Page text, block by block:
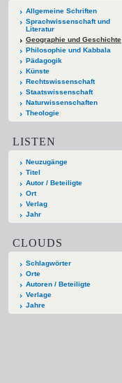
Allgemeine Schriften
Sprachwissenschaft und
Literatur
Geographie und Geschichte
Philosophie und Kabbala
Pädagogik
Künste
Rechtswissenschaft
Staatswissenschaft
Naturwissenschaften
Theologie
LISTEN
Neuzugänge
Titel
Autor / Beteiligte
Ort
Verlag
Jahr
CLOUDS
Schlagwörter
Orte
Autoren / Beteiligte
Verlage
Jahre